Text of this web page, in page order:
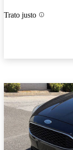
Trato justo